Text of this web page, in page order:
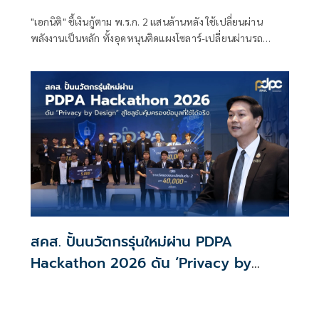
"เอกนิติ" ชี้เงินกู้ตาม พ.ร.ก. 2 แสนล้านหลัง ใช้เปลี่ยนผ่าน
พลังงานเป็นหลัก ทั้งอุดหนุนติดแผงโซลาร์-เปลี่ยนผ่านรถ
พร้อมให้ใช้กับไทยเที่ยวไทยพลัส ส่วนไทยช่วยไทยพลัส เฟส 2
รอประเมินความเหมาะสม นายกฯ เผยจะพยายาม
สคส. ปั้นนวัตกรรุ่นใหม่ผ่าน PDPA
Hackathon 2026 ดัน ‘Privacy by